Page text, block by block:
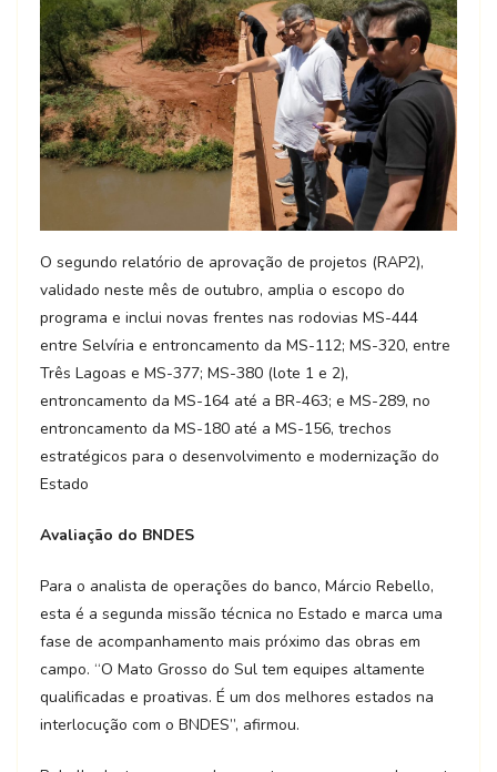
O segundo relatório de aprovação de projetos (RAP2),
validado neste mês de outubro, amplia o escopo do
programa e inclui novas frentes nas rodovias MS-444
entre Selvíria e entroncamento da MS-112; MS-320, entre
Três Lagoas e MS-377; MS-380 (lote 1 e 2),
entroncamento da MS-164 até a BR-463; e MS-289, no
entroncamento da MS-180 até a MS-156, trechos
estratégicos para o desenvolvimento e modernização do
Estado
Avaliação do BNDES
Para o analista de operações do banco, Márcio Rebello,
esta é a segunda missão técnica no Estado e marca uma
fase de acompanhamento mais próximo das obras em
campo. “O Mato Grosso do Sul tem equipes altamente
qualificadas e proativas. É um dos melhores estados na
interlocução com o BNDES”, afirmou.